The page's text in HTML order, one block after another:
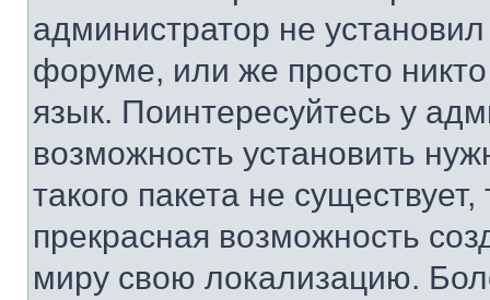
администратор не
форуме, или же просто
язык. Поинтересуйтесь у
возможность установить
такого пакета не
прекрасная возможность
миру свою локализацию.